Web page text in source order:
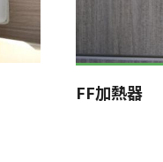
FF加熱器